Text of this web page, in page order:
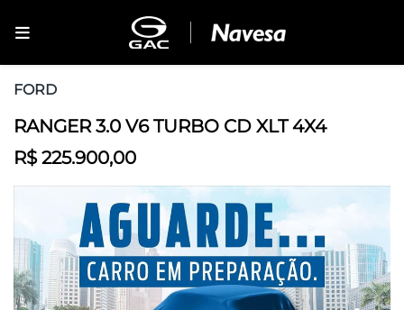
FORD
RANGER 3.0 V6 TURBO CD XLT 4X4
R$ 225.900,00